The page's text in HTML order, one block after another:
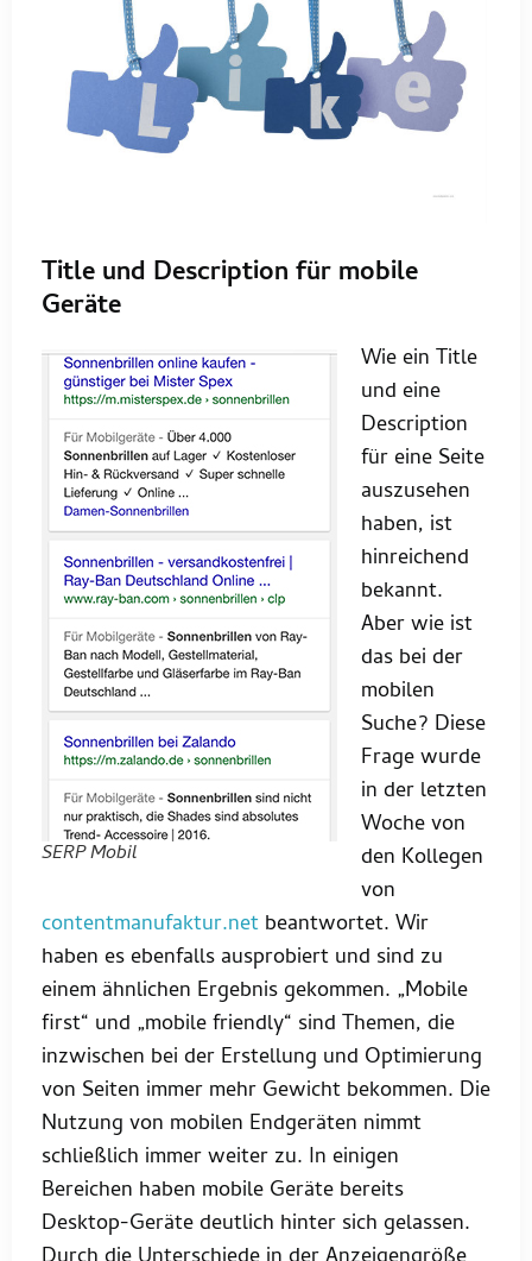
Title und Description für mobile
Geräte
SERP Mobil
Wie ein Title
und eine
Description
für eine Seite
auszusehen
haben, ist
hinreichend
bekannt.
Aber wie ist
das bei der
mobilen
Suche? Diese
Frage wurde
in der letzten
Woche von
den Kollegen
von
contentmanufaktur.net beantwortet. Wir
haben es ebenfalls ausprobiert und sind zu
einem ähnlichen Ergebnis gekommen. „Mobile
first“ und „mobile friendly“ sind Themen, die
inzwischen bei der Erstellung und Optimierung
von Seiten immer mehr Gewicht bekommen. Die
Nutzung von mobilen Endgeräten nimmt
schließlich immer weiter zu. In einigen
Bereichen haben mobile Geräte bereits
Desktop-Geräte deutlich hinter sich gelassen.